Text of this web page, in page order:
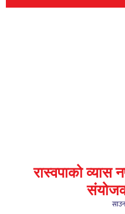
रास्वपाको व्यास